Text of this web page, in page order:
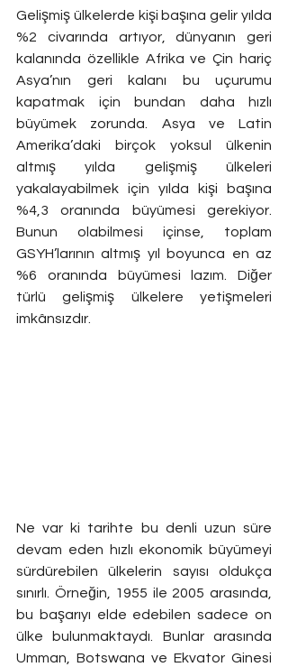
Gelişmiş ülkelerde kişi başına gelir yılda
%2 civarında artıyor, dünyanın geri
kalanında özellikle Afrika ve Çin hariç
Asya’nın geri kalanı bu uçurumu
kapatmak için bundan daha hızlı
büyümek zorunda. Asya ve Latin
Amerika’daki birçok yoksul ülkenin
altmış yılda gelişmiş ülkeleri
yakalayabilmek için yılda kişi başına
%4,3 oranında büyümesi gerekiyor.
Bunun olabilmesi içinse, toplam
GSYH’larının altmış yıl boyunca en az
%6 oranında büyümesi lazım. Diğer
türlü gelişmiş ülkelere yetişmeleri
imkânsızdır.
Ne var ki tarihte bu denli uzun süre
devam eden hızlı ekonomik büyümeyi
sürdürebilen ülkelerin sayısı oldukça
sınırlı. Örneğin, 1955 ile 2005 arasında,
bu başarıyı elde edebilen sadece on
ülke bulunmaktaydı. Bunlar arasında
Umman, Botswana ve Ekvator Ginesi